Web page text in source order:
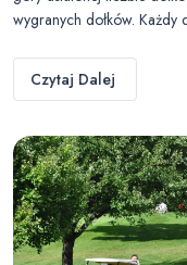
wygranych dołków.
Czytaj Dalej